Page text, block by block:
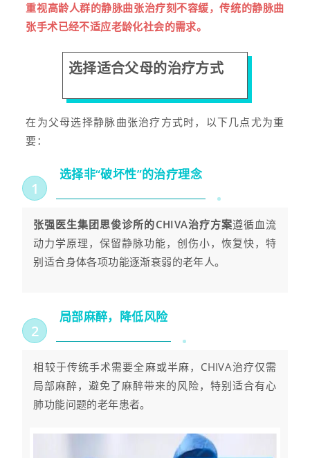
重视高龄人群的静脉曲张治疗刻不容缓，传统的静脉曲
张手术已经不适应老龄化社会的需求。
选择适合父母的治疗方式
在为父母选择静脉曲张治疗方式时，以下几点尤为重
要：
1
选择非“破坏性”的治疗理念
张强医生集团思俊诊所的CHIVA治疗方案遵循血流
动力学原理，保留静脉功能，创伤小，恢复快，特
别适合身体各项功能逐渐衰弱的老年人。
2
局部麻醉，降低风险
相较于传统手术需要全麻或半麻，CHIVA治疗仅需
局部麻醉，避免了麻醉带来的风险，特别适合有心
肺功能问题的老年患者。